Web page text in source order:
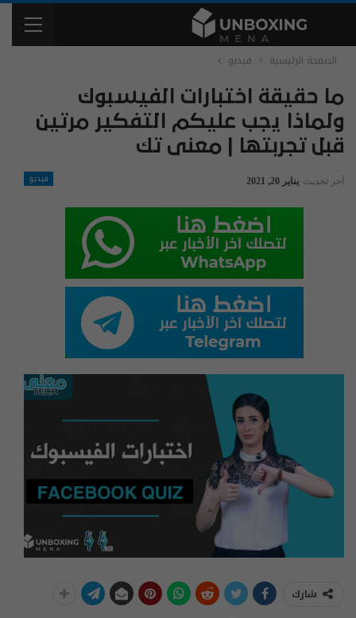
الصفحة الرئيسية فيديو
ما حقيقة اختبارات الفيسبوك
ولماذا يجب عليكم التفكير مرتين
قبل تجربتها | معنى تك
فيديو آخر تحديث يناير 20, 2021
شارك